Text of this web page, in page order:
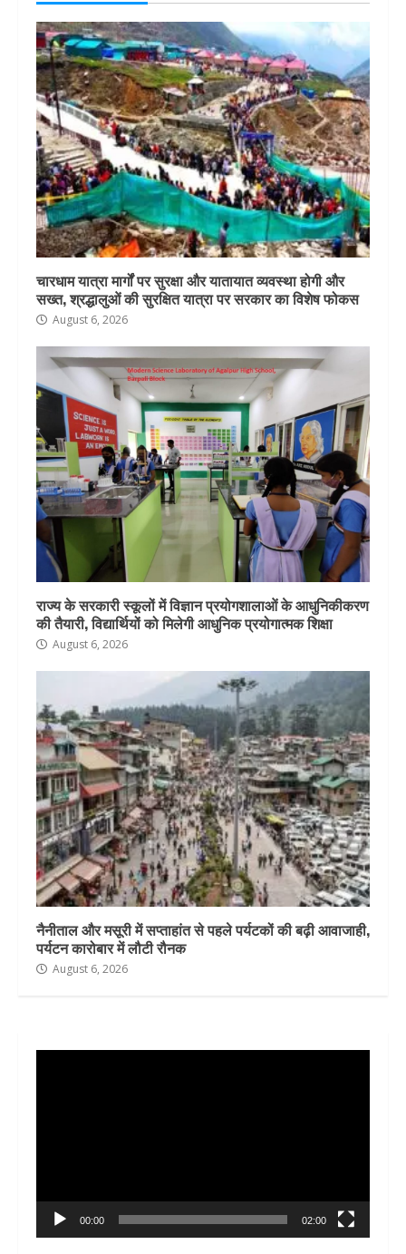
चारधाम यात्रा मार्गों पर सुरक्षा और यातायात व्यवस्था होगी और
सख्त, श्रद्धालुओं की सुरक्षित यात्रा पर सरकार का विशेष फोकस
August 6, 2026
राज्य के सरकारी स्कूलों में विज्ञान प्रयोगशालाओं के आधुनिकीकरण
की तैयारी, विद्यार्थियों को मिलेगी आधुनिक प्रयोगात्मक शिक्षा
August 6, 2026
नैनीताल और मसूरी में सप्ताहांत से पहले पर्यटकों की बढ़ी आवाजाही,
पर्यटन कारोबार में लौटी रौनक
August 6, 2026
00:00 02:00